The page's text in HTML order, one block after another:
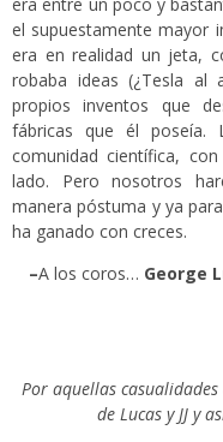
el supuestamente mayor
era en realidad un jeta,
robaba ideas (¿Tesla al
propios inventos que
fábricas que él poseía.
comunidad científica,
lado. Pero nosotros
manera póstuma y ya
ha ganado con creces.
–A los coros… George
Por aquellas
de Lucas y JJ y